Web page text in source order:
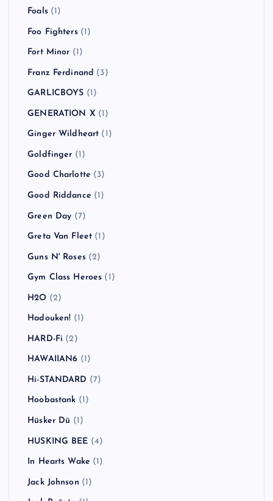
Foals(1)
Foo Fighters(1)
Fort Minor (1)
Franz Ferdinand (3)
GARLICBOYS (1)
GENERATION X (1)
Ginger Wildheart (1)
Goldfinger (1)
Good Charlotte (3)
Good Riddance (1)
Green Day (7)
Greta Van Fleet (1)
Guns N' Roses(2)
Gym Class Heroes (1)
H2O (2)
Hadouken! (1)
HARD-Fi (2)
HAWAIIAN6 (1)
Hi-STANDARD (7)
Hoobastank (1)
Hüsker Dü (1)
HUSKING BEE (4)
In Hearts Wake (1)
Jack Johnson (1)